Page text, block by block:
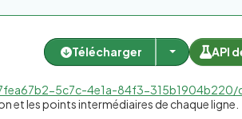
Télécharger API
1599-4dfa-934e-84f74d990f4a_a88f2cf4-e353-478e-aca2-
et les points intermédiaires de chaque ligne.